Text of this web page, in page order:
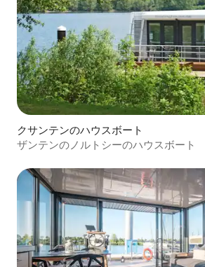
クサンテンのハウスボート
ザンテンのノルトシーのハウスボート